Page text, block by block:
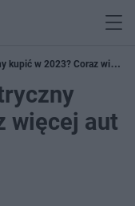
kupić w 2023? Coraz więcej
więcej aut